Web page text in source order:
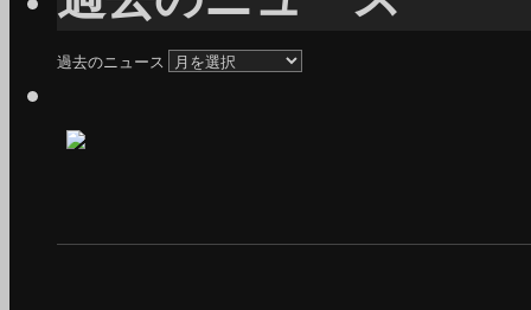
過去のニュース